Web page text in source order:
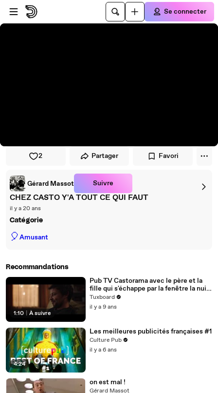
Passer au player
Passer au contenu principal
Se connecter
2 Partager Favori
Gérard Massot Suivre
CHEZ CASTO Y'A TOUT CE QUI FAUT
il y a 20 ans
Catégorie
🎈Amusant
Recommandations
1:10 À suivre
Pub TV Castorama avec le père et la
fille qui s'échappe par la fenêtre la nuit
(2017)
Tuxboard
il y a 9 ans
4:24
Les meilleures publicités françaises #1
Culture Pub
il y a 6 ans
on est mal !
Gérard Massot